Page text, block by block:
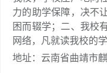
力的助学保障，决不
困而辍学；二、我校
网络，凡就读我校的
地址：云南省曲靖市